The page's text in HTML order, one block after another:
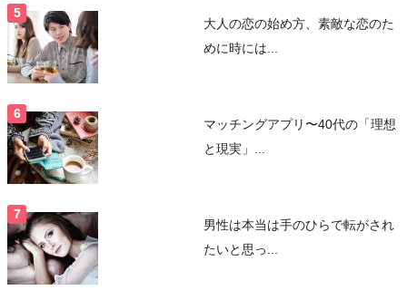
大人の恋の始め方、素敵な恋のた
めに時には...
マッチングアプリ〜40代の「理想
と現実」...
男性は本当は手のひらで転がされ
たいと思っ...